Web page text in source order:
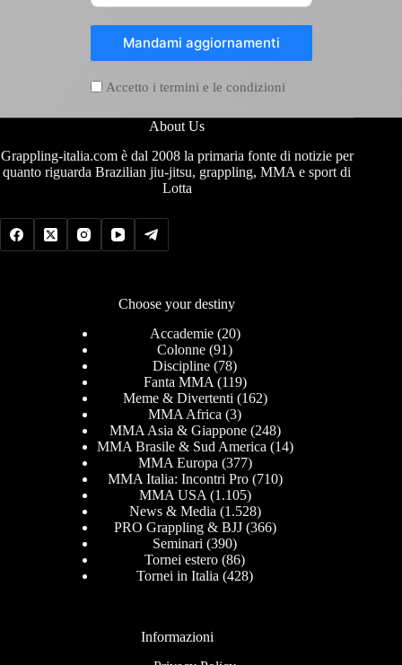
Mandami aggiornamenti
Accetto i termini e le condizioni
About Us
Grappling-italia.com è dal 2008 la primaria fonte di notizie per
quanto riguarda Brazilian jiu-jitsu, grappling, MMA e sport di
Lotta
Choose your destiny
Accademie(20)
Colonne (91)
Discipline (78)
Fanta MMA (119)
Meme & Divertenti (162)
MMA Africa (3)
MMA Asia & Giappone(248)
MMA Brasile & Sud America (14)
MMA Europa (377)
MMA Italia: Incontri Pro(710)
MMA USA (1.105)
News & Media (1.528)
PRO Grappling & BJJ(366)
Seminari (390)
Tornei estero (86)
Tornei in Italia (428)
Informazioni